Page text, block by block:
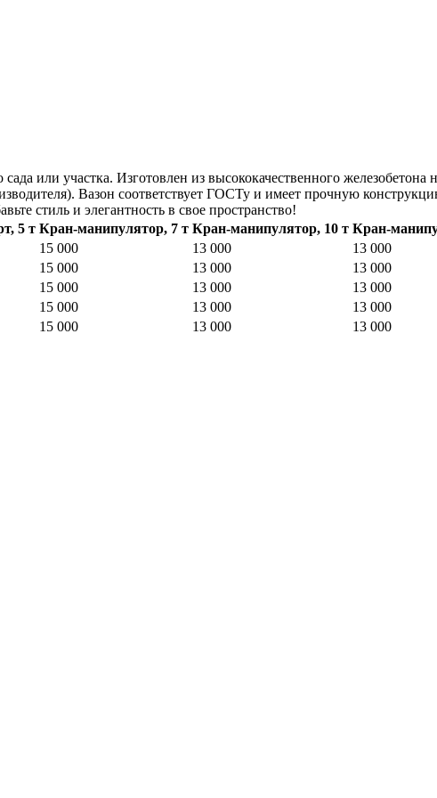
или участка. Изготовлен из высококачественного
Вазон соответствует ГОСТу и имеет прочную
стиль и элегантность в свое пространство!
5 т Кран-манипулятор, 7 т Кран-манипулятор, 10 т Кран-
15 000 13 000 13 000
15 000 13 000 13 000
15 000 13 000 13 000
15 000 13 000 13 000
15 000 13 000 13 000